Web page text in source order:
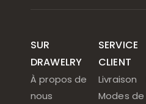
SUR
DRAWELRY
À propos de
nous
SERVICE
CLIENT
Livraison
Modes de